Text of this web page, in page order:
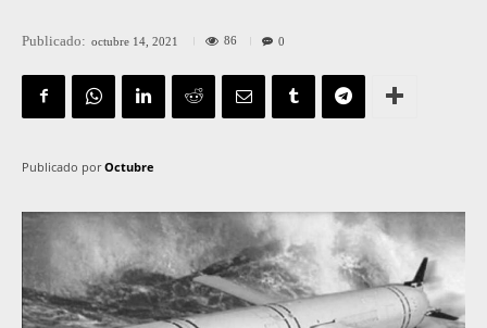
Publicado: octubre 14, 2021 86 0
Publicado por Octubre